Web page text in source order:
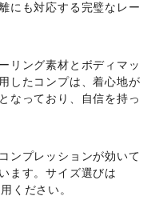
にも対応する完璧なレー
リング素材とボディマッ
したコンプは、着心地が
なっており、自信を持っ
ンプレッションが効いて
ます。サイズ選びは
ください。